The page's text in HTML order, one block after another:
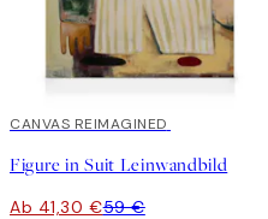
30%*
CANVAS REIMAGINED
Figure in Suit Leinwandbild
Ab 41,30 €59 €